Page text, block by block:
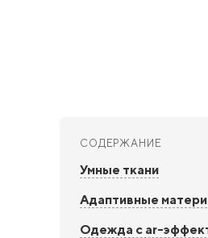
СОДЕРЖАНИЕ
Умные ткани
Адаптивные
Одежда с ar-